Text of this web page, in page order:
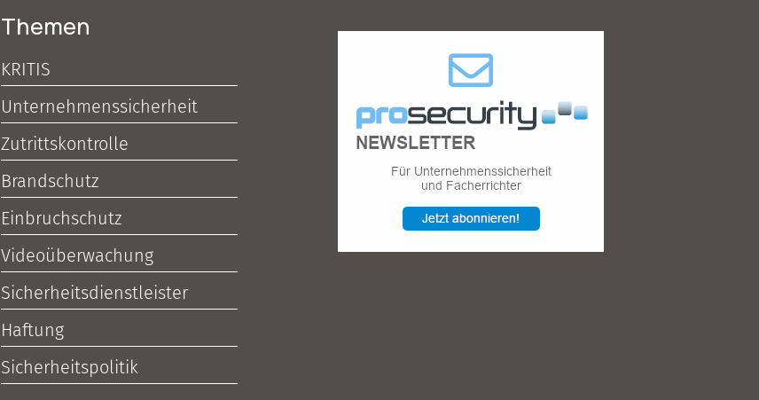
Themen
KRITIS
Unternehmenssicherheit
Zutrittskontrolle
Brandschutz
Einbruchschutz
Videoüberwachung
Sicherheitsdienstleister
Haftung
Sicherheitspolitik